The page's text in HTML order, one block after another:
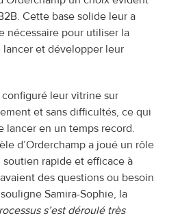
Cette base solide leur a
nécessaire pour utiliser la
lancer et développer leur
leur vitrine sur
et sans difficultés, ce qui
lancer en un temps record.
d’Orderchamp a joué un rôle
rapide et efficace à
des questions ou besoin
Samira-Sophie, la
s’est déroulé très